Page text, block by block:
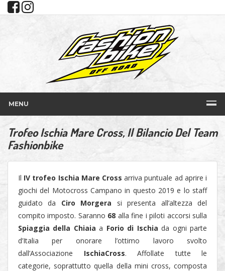
MENU
Trofeo Ischia Mare Cross, Il Bilancio Del Team
Fashionbike
Il IV trofeo Ischia Mare Cross arriva puntuale ad aprire i
giochi del Motocross Campano in questo 2019 e lo staff
guidato da Ciro Morgera si presenta all’altezza del
compito imposto. Saranno 68 alla fine i piloti accorsi sulla
Spiaggia della Chiaia a Forio di Ischia da ogni parte
d’Italia per onorare l’ottimo lavoro svolto
dall’Associazione IschiaCross. Affollate tutte le
categorie, soprattutto quella della mini cross, composta